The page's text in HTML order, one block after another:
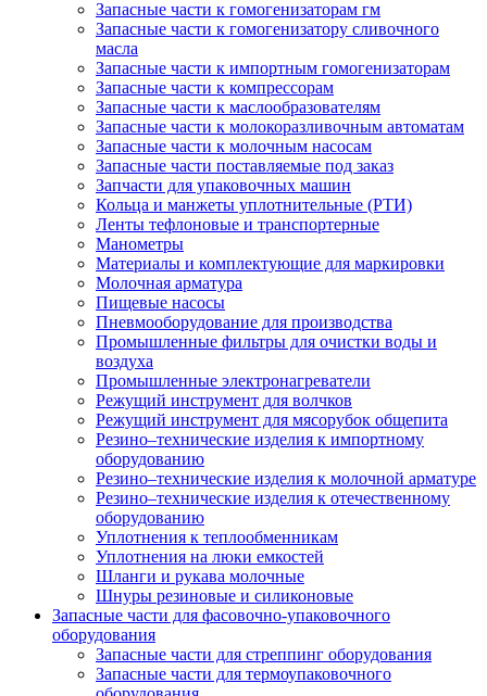
Запасные части к гомогенизаторам гм
Запасные части к гомогенизатору сливочного
масла
Запасные части к импортным гомогенизаторам
Запасные части к компрессорам
Запасные части к маслообразователям
Запасные части к молокоразливочным автоматам
Запасные части к молочным насосам
Запасные части поставляемые под заказ
Запчасти для упаковочных машин
Кольца и манжеты уплотнительные (РТИ)
Ленты тефлоновые и транспортерные
Манометры
Материалы и комплектующие для маркировки
Молочная арматура
Пищевые насосы
Пневмооборудование для производства
Промышленные фильтры для очистки воды и
воздуха
Промышленные электронагреватели
Режущий инструмент для волчков
Режущий инструмент для мясорубок общепита
Резино–технические изделия к импортному
оборудованию
Резино–технические изделия к молочной арматуре
Резино–технические изделия к отечественному
оборудованию
Уплотнения к теплообменникам
Уплотнения на люки емкостей
Шланги и рукава молочные
Шнуры резиновые и силиконовые
Запасные части для фасовочно-упаковочного
оборудования
Запасные части для стреппинг оборудования
Запасные части для термоупаковочного